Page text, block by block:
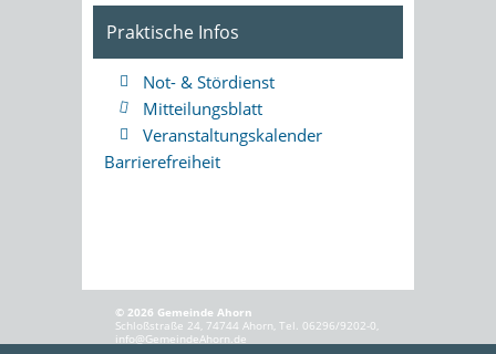
Praktische Infos
Not- & Stördienst
Mitteilungsblatt
Veranstaltungskalender
Barrierefreiheit
© 2026 Gemeinde Ahorn
Schloßstraße 24, 74744 Ahorn, Tel. 06296/9202-0,
info@GemeindeAhorn.de